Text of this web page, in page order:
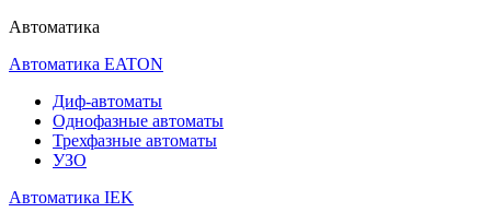
Автоматика
Автоматика EATON
Диф-автоматы
Однофазные автоматы
Трехфазные автоматы
УЗО
Автоматика IEK